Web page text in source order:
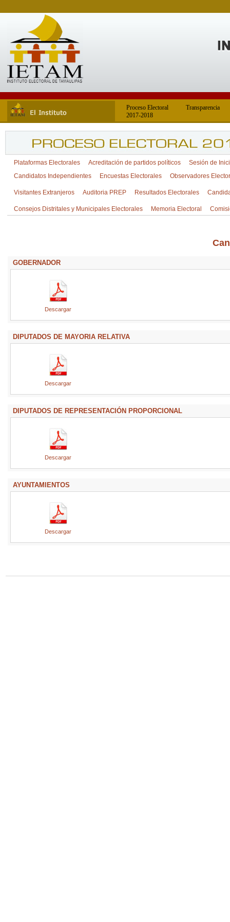
Proceso Electoral
2017-2018
Transparencia
Plataformas Electorales Acreditación de partidos políticos
Sesión de
Candidatos Independientes
Encuestas Electorales Observadores
Visitantes Extranjeros Auditoria PREP Resultados Electorales
Consejos Distritales y Municipales Electorales Memoria Electoral
GOBERNADOR
Descargar
DIPUTADOS DE MAYORIA RELATIVA
Descargar
DIPUTADOS DE REPRESENTACIÓN PROPORCIONAL
Descargar
AYUNTAMIENTOS
Descargar